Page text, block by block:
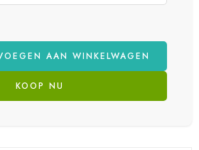
AAN WINKELWAGEN
KOOP NU